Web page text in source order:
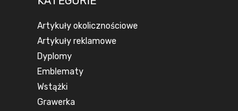
Artykuły okolicznościowe
Artykuły reklamowe
Dyplomy
Emblematy
Wstążki
Grawerka